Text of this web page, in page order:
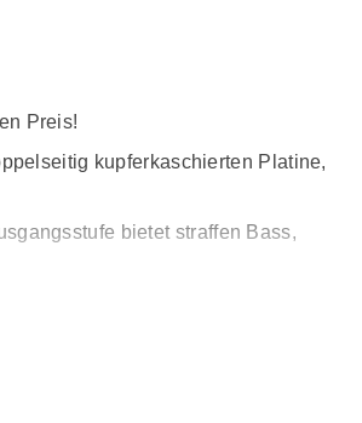
Preis!
kupferkaschierten Platine,
bietet straffen Bass,